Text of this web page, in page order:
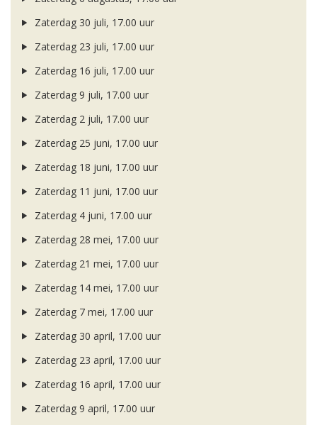
Zaterdag 30 juli, 17.00 uur
Zaterdag 23 juli, 17.00 uur
Zaterdag 16 juli, 17.00 uur
Zaterdag 9 juli, 17.00 uur
Zaterdag 2 juli, 17.00 uur
Zaterdag 25 juni, 17.00 uur
Zaterdag 18 juni, 17.00 uur
Zaterdag 11 juni, 17.00 uur
Zaterdag 4 juni, 17.00 uur
Zaterdag 28 mei, 17.00 uur
Zaterdag 21 mei, 17.00 uur
Zaterdag 14 mei, 17.00 uur
Zaterdag 7 mei, 17.00 uur
Zaterdag 30 april, 17.00 uur
Zaterdag 23 april, 17.00 uur
Zaterdag 16 april, 17.00 uur
Zaterdag 9 april, 17.00 uur